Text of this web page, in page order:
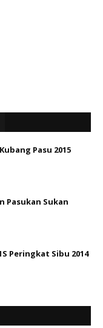
Pasu 2015
Pasukan Sukan
Peringkat Sibu 2014